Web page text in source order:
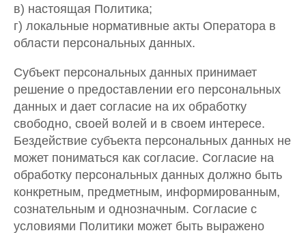
в) настоящая Политика;
г) локальные нормативные акты Оператора в
области персональных данных.
Субъект персональных данных принимает
решение о предоставлении его персональных
данных и дает согласие на их обработку
свободно, своей волей и в своем интересе.
Бездействие субъекта персональных данных не
может пониматься как согласие. Согласие на
обработку персональных данных должно быть
конкретным, предметным, информированным,
сознательным и однозначным. Согласие с
условиями Политики может быть выражено